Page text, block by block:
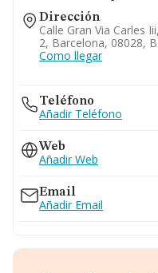
Dirección
Calle Gran Via Carles
2, Barcelona, 08028,
Como llegar
Teléfono
Añadir Teléfono
Web
Añadir Web
Email
Añadir Email